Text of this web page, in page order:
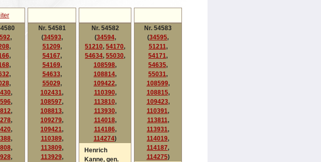
,
,
,
,
,
,
,
,
,
,
,
,
,
,
Nr. 54581
(34593,
51209,
54167,
54169,
54633,
55029,
102431,
108597,
108813,
109279,
109421,
110389,
113809,
113929,
Nr. 54582
(34594,
51210, 54170,
54634, 55030,
108598,
108814,
109422,
110390,
113810,
113930,
114018,
114186,
114274)
Henrich
Kanne, gen.
Nr. 54583
(34595,
51211,
54171,
54635,
55031,
108599,
108815,
109423,
110391,
113811,
113931,
114019,
114187,
114275)